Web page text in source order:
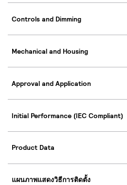
Controls and Dimming
Mechanical and Housing
Approval and Application
Initial Performance (IEC Compliant)
Product Data
แผนภาพแสดงวิธีการติดตั้ง